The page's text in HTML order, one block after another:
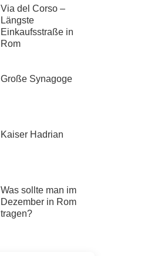
Via del Corso –
Längste
Einkaufsstraße in
Rom
Große Synagoge
Kaiser Hadrian
Was sollte man im
Dezember in Rom
tragen?